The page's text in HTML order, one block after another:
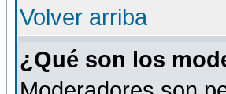
Volver arriba
¿Qué son los